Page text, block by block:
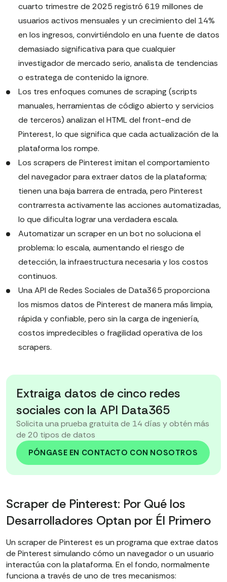
cuarto trimestre de 2025 registró 619 millones de
usuarios activos mensuales y un crecimiento del 14%
en los ingresos, convirtiéndolo en una fuente de datos
demasiado significativa para que cualquier
investigador de mercado serio, analista de tendencias
o estratega de contenido la ignore.
Los tres enfoques comunes de scraping (scripts
manuales, herramientas de código abierto y servicios
de terceros) analizan el HTML del front-end de
Pinterest, lo que significa que cada actualización de la
plataforma los rompe.
Los scrapers de Pinterest imitan el comportamiento
del navegador para extraer datos de la plataforma;
tienen una baja barrera de entrada, pero Pinterest
contrarresta activamente las acciones automatizadas,
lo que dificulta lograr una verdadera escala.
Automatizar un scraper en un bot no soluciona el
problema: lo escala, aumentando el riesgo de
detección, la infraestructura necesaria y los costos
continuos.
Una API de Redes Sociales de Data365 proporciona
los mismos datos de Pinterest de manera más limpia,
rápida y confiable, pero sin la carga de ingeniería,
costos impredecibles o fragilidad operativa de los
scrapers.
Extraiga datos de cinco redes
sociales con la API Data365
Solicita una prueba gratuita de 14 días y obtén más
de 20 tipos de datos
PÓNGASE EN CONTACTO CON NOSOTROS
Scraper de Pinterest: Por Qué los
Desarrolladores Optan por Él Primero
Un scraper de Pinterest es un programa que extrae datos
de Pinterest simulando cómo un navegador o un usuario
interactúa con la plataforma. En el fondo, normalmente
funciona a través de uno de tres mecanismos: